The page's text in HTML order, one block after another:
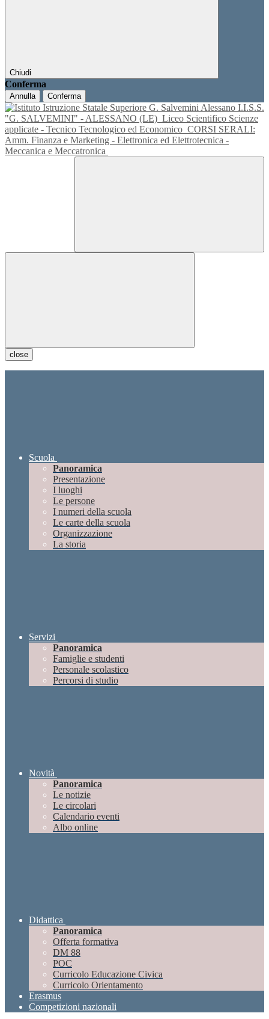
Chiudi
Conferma
Annulla Conferma
I.I.S.S.
"G. SALVEMINI" - ALESSANO (LE) Liceo Scientifico Scienze
applicate - Tecnico Tecnologico ed Economico CORSI SERALI:
Amm. Finanza e Marketing - Elettronica ed Elettrotecnica -
Meccanica e Meccatronica
close
Scuola
Panoramica
Presentazione
I luoghi
Le persone
I numeri della scuola
Le carte della scuola
Organizzazione
La storia
Servizi
Panoramica
Famiglie e studenti
Personale scolastico
Percorsi di studio
Novità
Panoramica
Le notizie
Le circolari
Calendario eventi
Albo online
Didattica
Panoramica
Offerta formativa
DM 88
POC
Curricolo Educazione Civica
Curricolo Orientamento
Erasmus
Competizioni nazionali